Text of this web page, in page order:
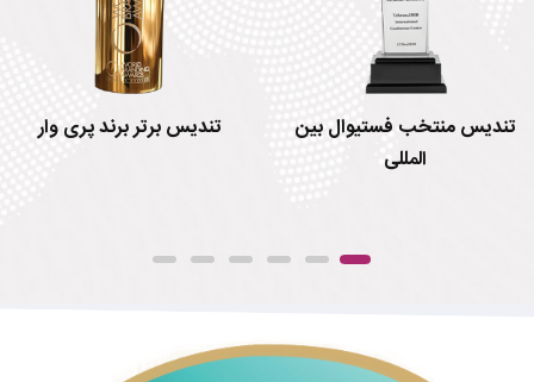
بین تندیس برتر برند پری وار نشان زرین